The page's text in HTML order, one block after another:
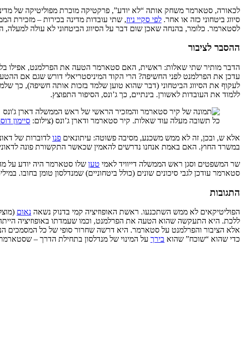
לכאורה, סטארמר משחק אותה “לא יודע”, פרקטיקה מוכרת מפוליטיקה של
סיווג ביטחוני כזה או אחר. לפי סקיי ניוז, שתי עובדות מדינה בכירות – מזכירת
לסטארמר. כלומר, בהנחה שאכן שום דבר על הסיווג הביטחוני לא עולה
ההסבר לציבור
הדבר מותיר שתי שאלות: ראשית, האם סטארמר הטעה את הפרלמנט, אפילו בלי
עדכן את הפרלמנט לפני החשיפה? הרי הקוד המיניסטריאלי דורש שגם אם
לעקוף את הסיווג הביטחוני (דבר שהוא טוען שלמד בזכות אותה חשיפה), כך
ללמוד את העובדות לאשורן. בינתיים, כך ג’ונס, הסיפור התפוצץ.
כל תשובה מעלה עוד שאלות. קיר סטארמר ודארן ג’ונס (צילום: סיימון
אלא ש, ובכן, זה לא ממש משכנע, מסיבה פשוטה: עיתונאים פנו
במשרד החוץ. האם באמת אנחנו נדרשים להאמין שכאשר התקשורת פונה לדאונינג 10 עדיין אסור ליידע את ראש
שר המשפטים וסגן ראש הממשלה דייוויד לאמי טען שלו סטארמר היה יודע על
סטארמר עודכן לגבי סיכונים שונים (כולל ביטחוניים) שמנדלסון טומן
התגובות
הפוליטיקאים לא ממש השתכנעו. ראשת האופוזיציה קמי בדנוק נשאה נאום
ללכת. היא התעקשה שהוא הטעה את הפרלמנט, וכמו שעמדתו באופוזיציה
אלא הציבור והפרלמנט על סטארמר. היא דרשה שחרור סופי של כל המסמכים
כדי שהוא “שוכח” שהוא בירך על המינוי של מנדלסון בתחילת הדרך –